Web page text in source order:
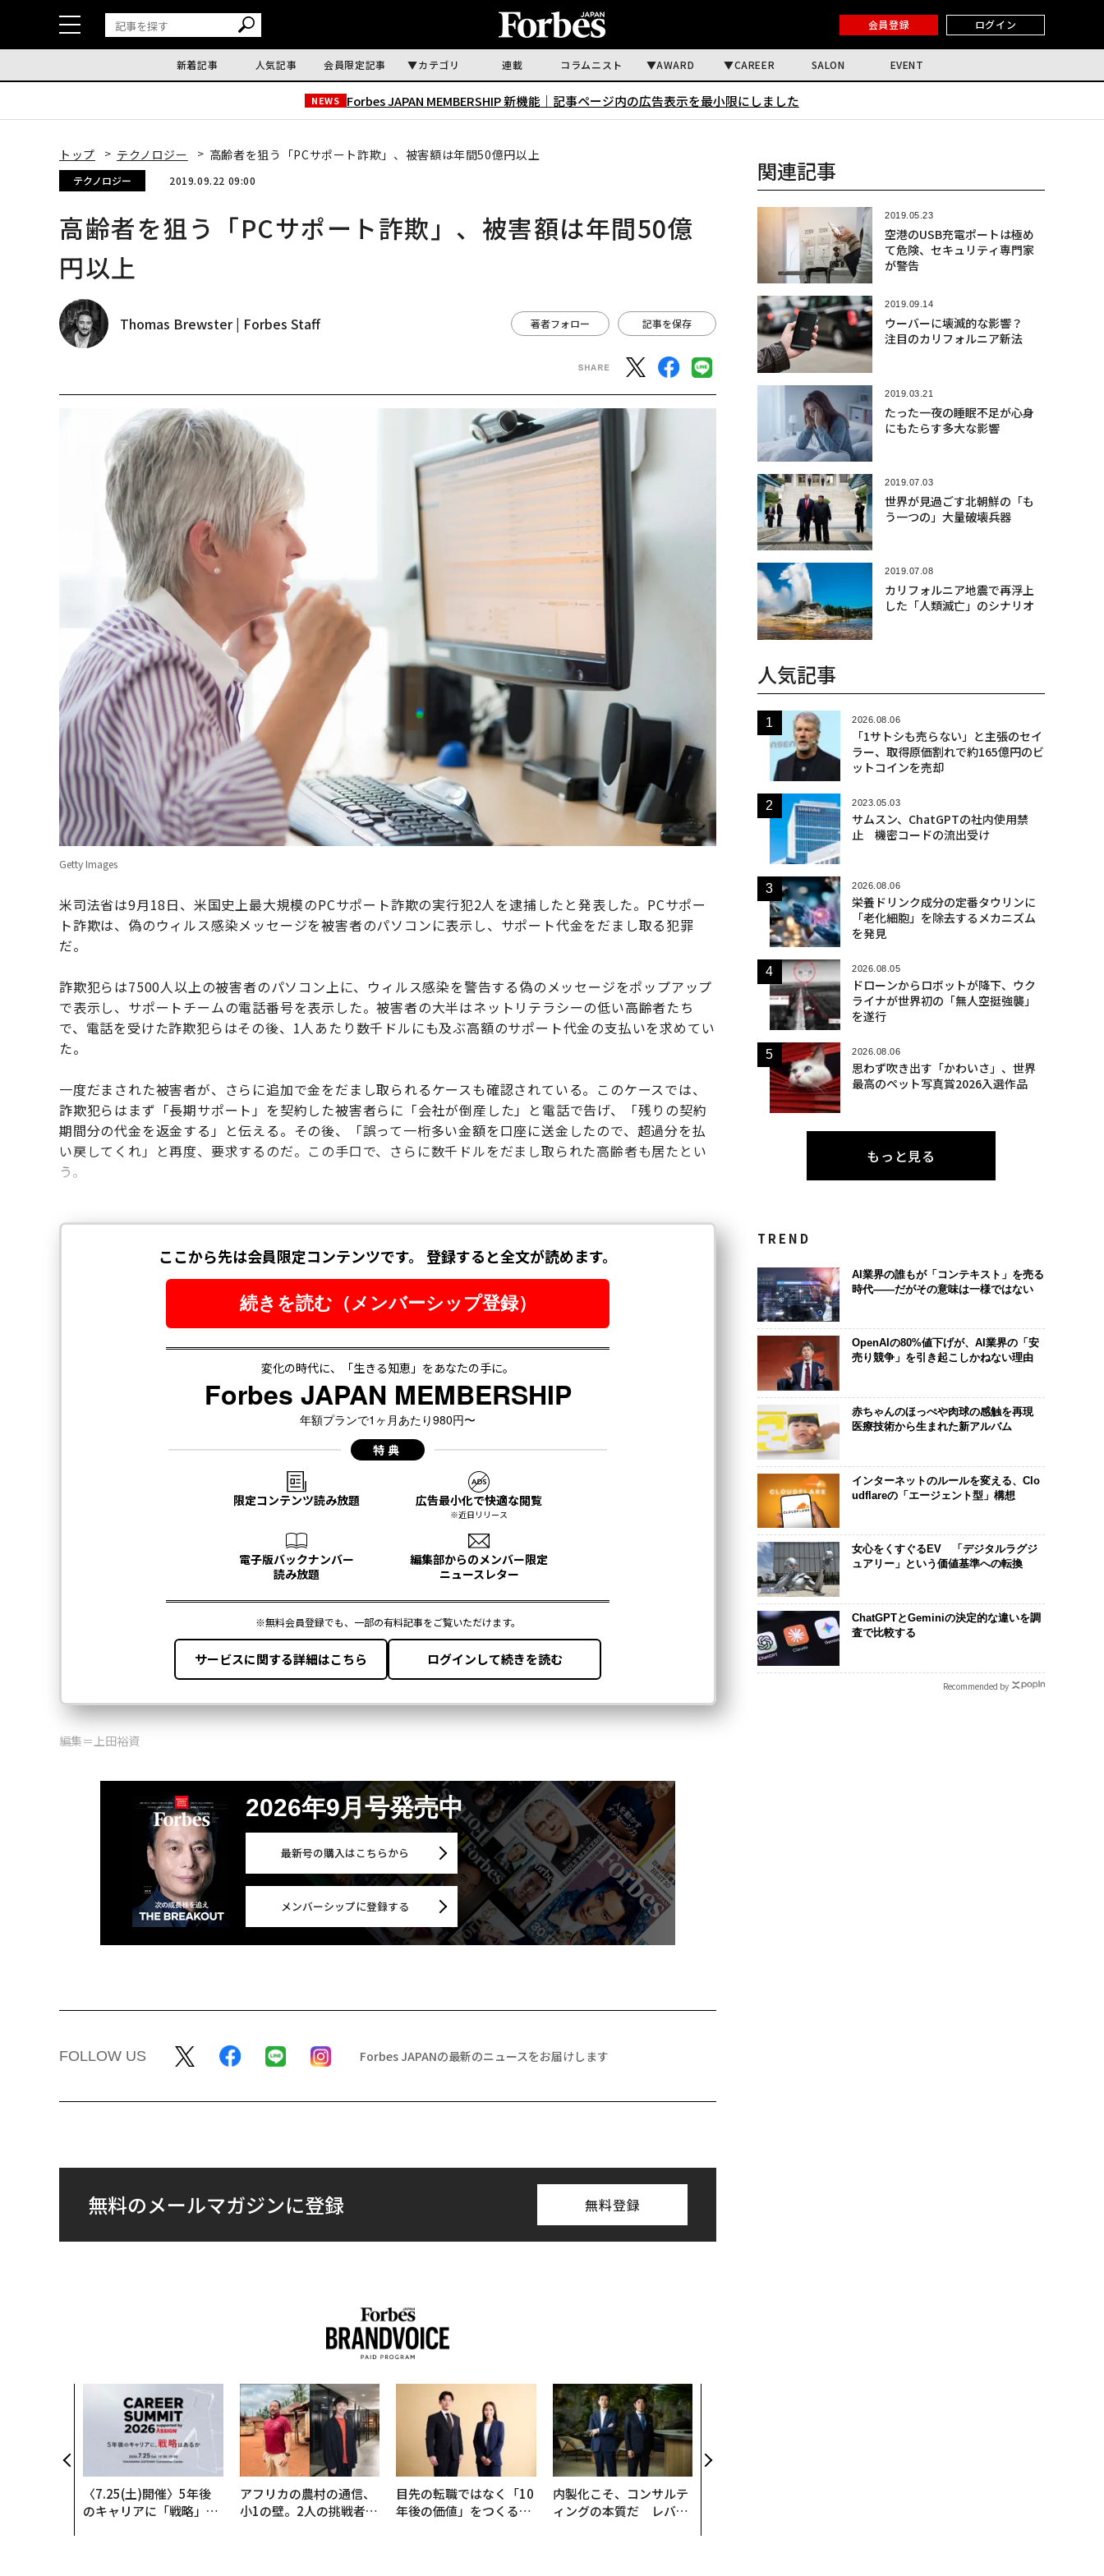
会員登録 ログイン
新着記事 人気記事 会員限定記事 カテゴリ 連載 コラムニスト AWARD CAREER SALON EVENT
NEWS Forbes JAPAN MEMBERSHIP 新機能｜ 記事ページ内の広告表示を最小限にしました
トップ テクノロジー 高齢者を狙う「PCサポート詐欺」、被害額は年間50億円以上
テクノロジー 2019.09.22 09:00
高齢者を狙う「PCサポート詐欺」、被害額は年間50億
円以上
Thomas Brewster | Forbes Staff 著者フォロー 記事を保存
Getty Images
米司法省は9月18日、米国史上最大規模のPCサポート詐欺の実行犯2人を逮捕したと発表した。PCサポー
ト詐欺は、偽のウィルス感染メッセージを被害者のパソコンに表示し、サポート代金をだまし取る犯罪
だ。
詐欺犯らは7500人以上の被害者のパソコン上に、ウィルス感染を警告する偽のメッセージをポップアップ
で表示し、サポートチームの電話番号を表示した。被害者の大半はネットリテラシーの低い高齢者たち
で、電話を受けた詐欺犯らはその後、1人あたり数千ドルにも及ぶ高額のサポート代金の支払いを求めてい
た。
一度だまされた被害者が、さらに追加で金をだまし取られるケースも確認されている。このケースでは、
詐欺犯らはまず「長期サポート」を契約した被害者らに「会社が倒産した」と電話で告げ、「残りの契約
期間分の代金を返金する」と伝える。その後、「誤って一桁多い金額を口座に送金したので、超過分を払
い戻してくれ」と再度、要求するのだ。この手口で、さらに数千ドルをだまし取られた高齢者も居たとい
う。
編集＝上田裕資
2026年9月号発売中
最新号の購入はこちらから
メンバーシップに登録する
FOLLOW US Forbes JAPANの最新のニュースをお届けします
無料のメールマガジンに登録 無料登録
〈7.25(土)開催〉5年後
のキャリアに「戦略」は
アフリカの農村の通信、
小1の壁。2人の挑戦者が
目先の転職ではなく「10
年後の価値」をつくる─
内製化こそ、コンサルテ
ィングの本質だ レバレ
×PwC】
関連記事
2019.05.23
空港のUSB充電ポートは極め
て危険、セキュリティ専門家
が警告
2019.09.14
ウーバーに壊滅的な影響？
注目のカリフォルニア新法
2019.03.21
たった一夜の睡眠不足が心身
にもたらす多大な影響
2019.07.03
世界が見過ごす北朝鮮の「も
う一つの」大量破壊兵器
2019.07.08
カリフォルニア地震で再浮上
した「人類滅亡」のシナリオ
人気記事
2026.08.06
「1サトシも売らない」と主張のセイ
ラー、取得原価割れで約165億円のビ
ットコインを売却
2023.05.03
サムスン、ChatGPTの社内使用禁
止 機密コードの流出受け
2026.08.06
栄養ドリンク成分の定番タウリンに
「老化細胞」を除去するメカニズム
を発見
2026.08.05
ドローンからロボットが降下、ウク
ライナが世界初の「無人空挺強襲」
を遂行
2026.08.06
思わず吹き出す「かわいさ」、世界
最高のペット写真賞2026入選作品
もっと見る
TREND
AI業界の誰もが「コンテキスト」を売る
時代――だがその意味は一様ではない
OpenAIの80%値下げが、AI業界の「安
売り競争」を引き起こしかねない理由
赤ちゃんのほっぺや肉球の感触を再現
医療技術から生まれた新アルバム
インターネットのルールを変える、Clo
udflareの「エージェント型」構想
女心をくすぐるEV 「デジタルラグジ
ュアリー」という価値基準への転換
ChatGPTとGeminiの決定的な違いを調
査で比較する
Recommended by